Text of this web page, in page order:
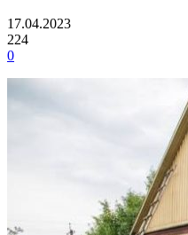
17.04.2023
224
0